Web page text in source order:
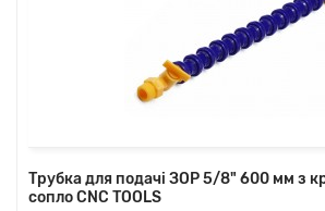
Трубка для подачі ЗОР 5/8" 600 мм з
сопло CNC TOOLS